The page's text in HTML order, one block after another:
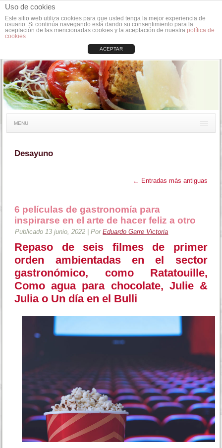
Uso de cookies
Este sitio web utiliza cookies para que usted tenga la mejor experiencia de
usuario. Si continúa navegando está dando su consentimiento para la
aceptación de las mencionadas cookies y la aceptación de nuestra política de
cookies
ACEPTAR
MENU
Desayuno
← Entradas más antiguas
6 películas de gastronomía para
inspirarse en el arte de hacer feliz a otro
Publicado 13 junio, 2022 |Por Eduardo Garre Victoria
Repaso de seis filmes de primer
orden ambientadas en el sector
gastronómico, como Ratatouille,
Como agua para chocolate, Julie &
Julia o Un día en el Bulli